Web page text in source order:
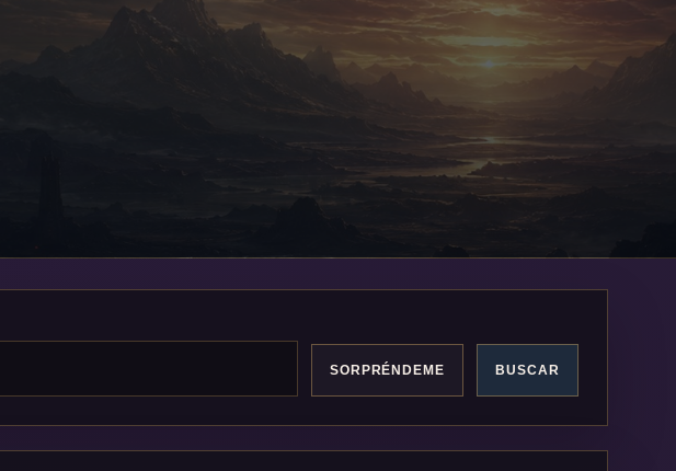
SORPRÉNDEME BUSCAR